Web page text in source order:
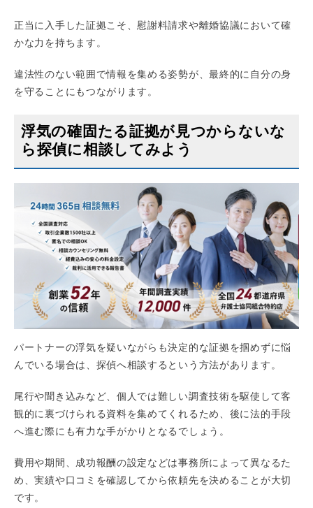
正当に入手した証拠こそ、慰謝料請求や離婚協議において確
かな力を持ちます。
違法性のない範囲で情報を集める姿勢が、最終的に自分の身
を守ることにもつながります。
浮気の確固たる証拠が見つからないな
ら探偵に相談してみよう
パートナーの浮気を疑いながらも決定的な証拠を掴めずに悩
んでいる場合は、探偵へ相談するという方法があります。
尾行や聞き込みなど、個人では難しい調査技術を駆使して客
観的に裏づけられる資料を集めてくれるため、後に法的手段
へ進む際にも有力な手がかりとなるでしょう。
費用や期間、成功報酬の設定などは事務所によって異なるた
め、実績や口コミを確認してから依頼先を決めることが大切
です。